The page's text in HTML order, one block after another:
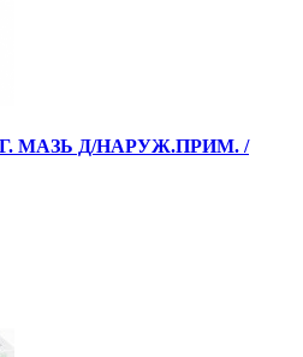
МАЗЬ Д/НАРУЖ.ПРИМ. /